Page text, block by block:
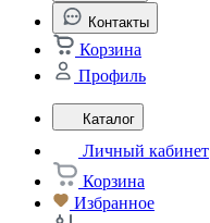
Контакты
Корзина
Профиль
Каталог
Личный кабинет
Корзина
Избранное